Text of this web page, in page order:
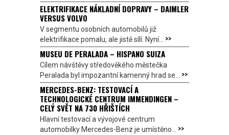
ELEKTRIFIKACE NÁKLADNÍ DOPRAVY – DAIMLER
VERSUS VOLVO
V segmentu osobních automobilů již
elektrifikace pomalu, ale jistě sílí. Nyní... >>
MUSEU DE PERALADA – HISPANO SUIZA
Cílem návštěvy středověkého městečka
Peralada byl impozantní kamenný hrad se... >>
MERCEDES-BENZ: TESTOVACÍ A
TECHNOLOGICKÉ CENTRUM IMMENDINGEN –
CELÝ SVĚT NA 730 HŘIŠTÍCH
Hlavní testovací a vývojové centrum
automobilky Mercedes-Benz je umístěno... >>